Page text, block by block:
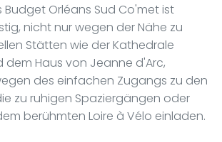
Budget Orléans Sud Co'met ist
nicht nur wegen der Nähe zu
Stätten wie der Kathedrale
dem Haus von Jeanne d'Arc,
des einfachen Zugangs zu den
zu ruhigen Spaziergängen oder
berühmten Loire à Vélo einladen.